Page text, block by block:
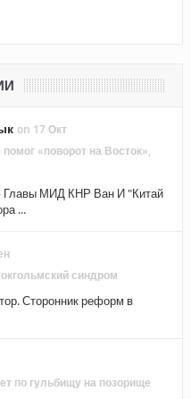
on 17 Окт
«поворот на Восток»,
Главы МИД КНР Ван И "Китай
...
синдром
Сторонник реформ в
по гульбищу на позорище